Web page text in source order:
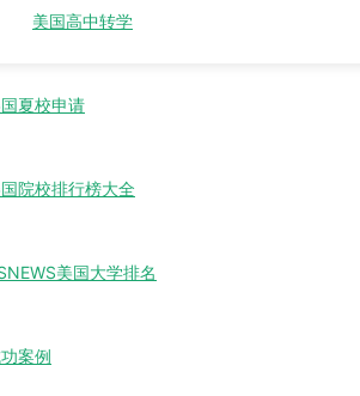
美国高中转学
夏校申请
院校排行榜大全
美国大学排名
案例